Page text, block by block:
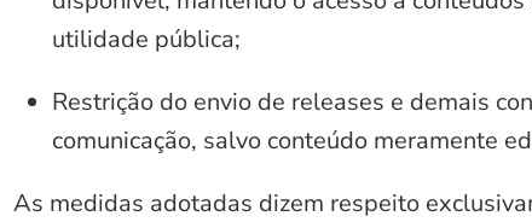
utilidade pública;
Restrição do envio de releases e demais
comunicação, salvo conteúdo meramente
As medidas adotadas dizem respeito